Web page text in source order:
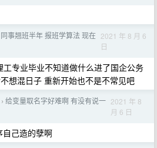
同事翘班半年 报班学算法 现在 2021 年 8 月 6
日
专业毕业不知道做什么进了国企公务
想混日子 重新开始也不是不常见吧
› 给变量取名字好难啊 有没有说一 2021 年 8
月 6 日
己造的孽啊